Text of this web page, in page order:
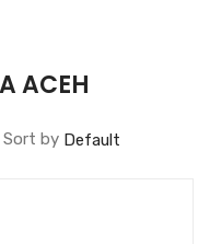
ACEH
Sort by